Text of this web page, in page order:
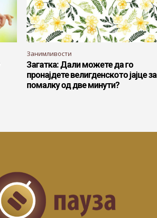
Занимливости
Загатка: Дали можете да го
пронајдете велигденското јајце за
помалку од две минути?